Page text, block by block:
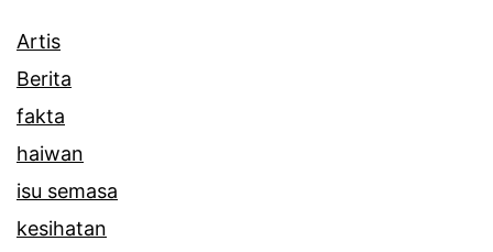
Artis
Berita
fakta
haiwan
isu semasa
kesihatan